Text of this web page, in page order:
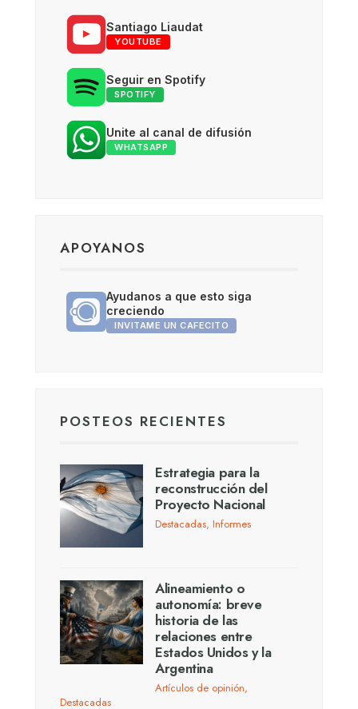
Santiago Liaudat
YOUTUBE
Seguir en Spotify
SPOTIFY
Unite al canal de difusión
WHATSAPP
APOYANOS
Ayudanos a que esto siga
creciendo
INVITAME UN CAFECITO
POSTEOS RECIENTES
Estrategia para la
reconstrucción del
Proyecto Nacional
Destacadas, Informes
Alineamiento o
autonomía: breve
historia de las
relaciones entre
Estados Unidos y la
Argentina
Artículos de opinión,
Destacadas